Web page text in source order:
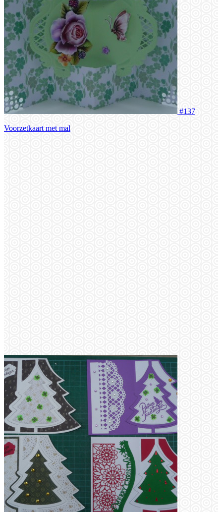
#137
Voorzetkaart met mal